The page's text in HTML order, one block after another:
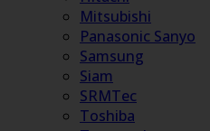
Mitsubishi
Panasonic Sanyo
Samsung
Siam
SRMTec
Toshiba